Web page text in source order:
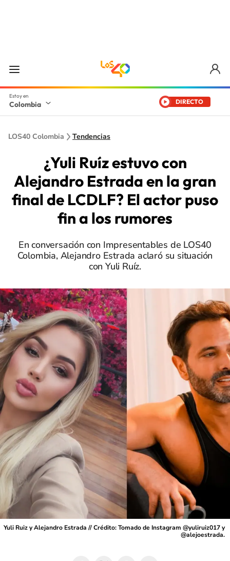
Colombia DIRECTO
LOS40 Colombia Tendencias
¿Yuli Ruíz estuvo con
Alejandro Estrada en la gran
final de LCDLF? El actor puso
fin a los rumores
En conversación con Impresentables de LOS40
Colombia, Alejandro Estrada aclaró su situación
con Yuli Ruíz.
Yuli Ruiz y Alejandro Estrada // Crédito: Tomado de Instagram @yuliruiz017 y
@alejoestrada.